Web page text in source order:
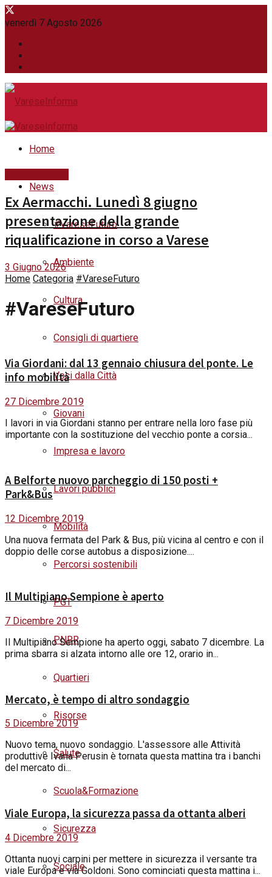
venerdì 7 Agosto 2026
Home
News
#VareseFuturo
Ambiente
Cultura
Consigli di quartiere
Voci dalla Città
Giovani
Impresa e lavoro
Lavori pubblici
Mobilità
Percorsi sostenibili
PGT
PNRR
Quartieri
Risorse
Salute
Scuola&Formazione
Sicurezza
Sociale
Ex Aermacchi. Lunedì 8 giugno
presentazione della grande
riqualificazione in corso a Varese
3 Giugno 2026
Home Categoria #VareseFuturo
#VareseFuturo
Via Giordani: dal 13 gennaio chiusura del ponte. Le
info mobilità
27 Dicembre 2019
I lavori in via Giordani stanno per entrare nella loro fase più
importante con la sostituzione del vecchio ponte a corsia...
A Belforte nuovo parcheggio di 150 posti +
Park&Bus
12 Dicembre 2019
Una nuova fermata del Park & Bus, più vicina al centro e con il
doppio delle corse autobus a disposizione....
Il Multipiano Sempione è aperto
7 Dicembre 2019
Il Multipiano Sempione ha aperto oggi, sabato 7 dicembre. La
prima sbarra si alzata intorno alle ore 12, orario in...
Mercato, è tempo di altro sondaggio
5 Dicembre 2019
Nuovo tema, nuovo sondaggio. L'assessore alle Attività
produttive Ivana Perusin è tornata questa mattina tra i banchi
del mercato di...
Viale Europa, la sicurezza passa da ottanta alberi
4 Dicembre 2019
Ottanta nuovi carpini per mettere in sicurezza il versante tra
viale Europa e via Goldoni. Sono cominciati questa mattina i...